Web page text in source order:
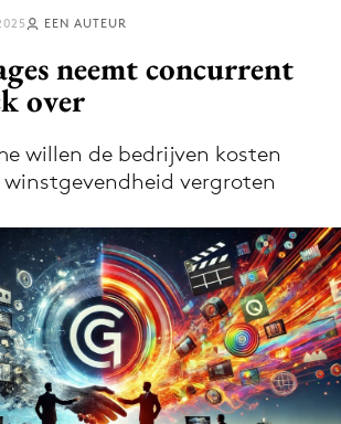
nieuws via de Adformatie
Nieuws app
EEN AUTEUR
neemt concurrent
over
willen de bedrijven kosten
vergroten